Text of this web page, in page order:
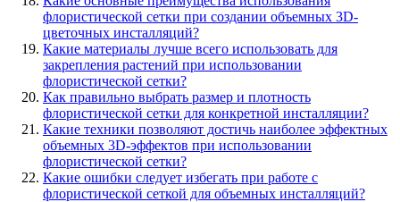
флористической сетки при создании объемных 3D-
цветочных инсталляций?
Какие материалы лучше всего использовать для
закрепления растений при использовании
флористической сетки?
Как правильно выбрать размер и плотность
флористической сетки для конкретной инсталляции?
Какие техники позволяют достичь наиболее эффектных
объемных 3D-эффектов при использовании
флористической сетки?
Какие ошибки следует избегать при работе с
флористической сеткой для объемных инсталляций?